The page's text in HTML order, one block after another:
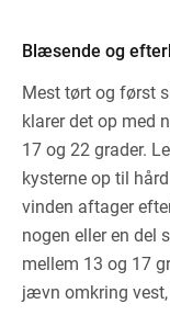
Blæsende og
Mest tørt og først
klarer det op med
17 og 22 grader.
kysterne op til
vinden aftager
nogen eller en del
mellem 13 og 17
jævn omkring